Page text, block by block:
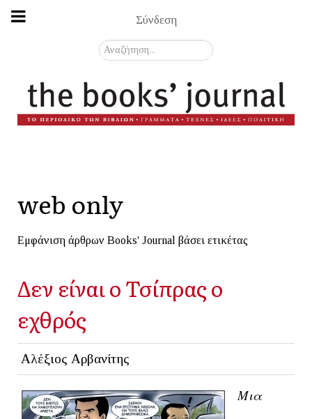
Σύνδεση
Αναζήτηση...
web only
Εμφάνιση άρθρων Books' Journal βάσει ετικέτας
Δεν είναι ο Τσίπρας ο
εχθρός
Αλέξιος Αρβανίτης
Μια